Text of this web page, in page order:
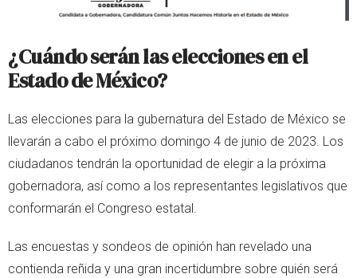
¿Cuándo serán las elecciones en el
Estado de México?
Las elecciones para la gubernatura del Estado de México se
llevarán a cabo el próximo domingo 4 de junio de 2023. Los
ciudadanos tendrán la oportunidad de elegir a la próxima
gobernadora, así como a los representantes legislativos que
conformarán el Congreso estatal.
Las encuestas y sondeos de opinión han revelado una
contienda reñida y una gran incertidumbre sobre quién será